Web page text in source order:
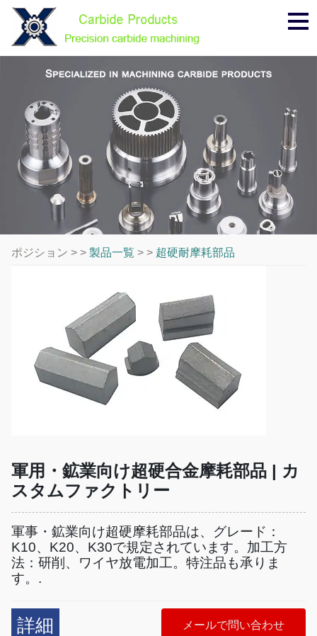
メ
ニ
ポジション > > 製品一覧 > > 超硬耐摩耗部品
軍用・鉱業向け超硬合金摩耗部品 | カ
スタムファクトリー
軍事・鉱業向け超硬摩耗部品は、グレード：
K10、K20、K30で規定されています。加工方
法：研削、ワイヤ放電加工。特注品も承りま
す。.
詳細 メールで問い合わせ